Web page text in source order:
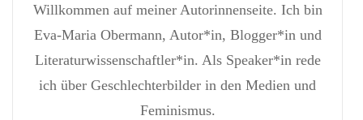
Willkommen auf meiner Autorinnenseite. Ich bin
Eva-Maria Obermann, Autor*in, Blogger*in und
Literaturwissenschaftler*in. Als Speaker*in rede
ich über Geschlechterbilder in den Medien und
Feminismus.